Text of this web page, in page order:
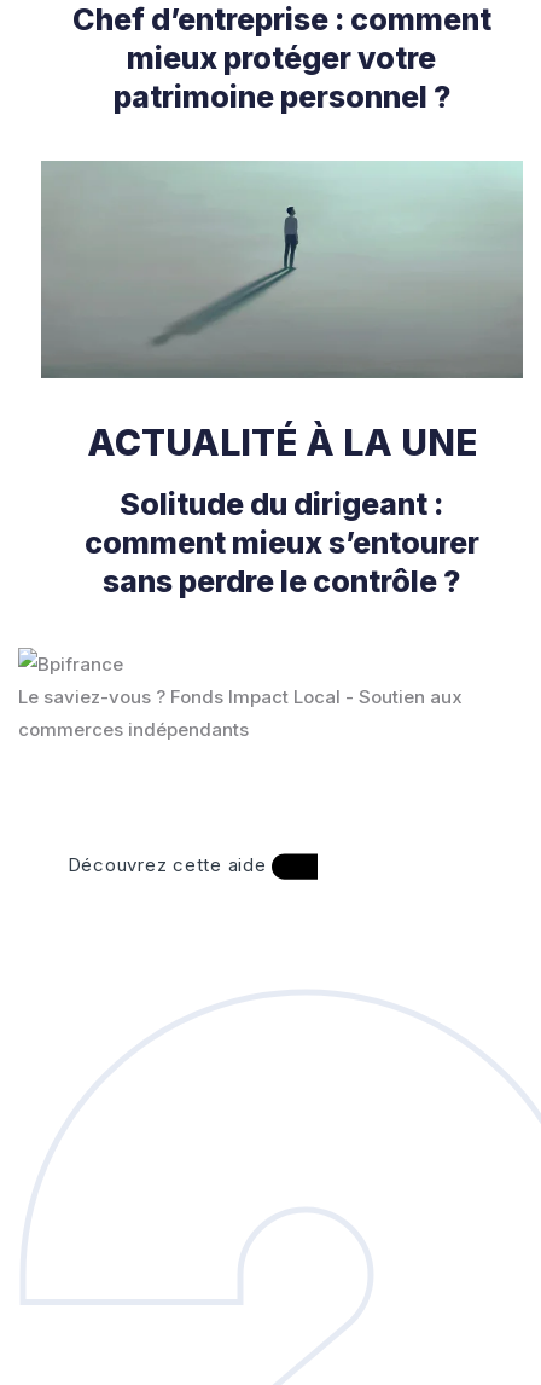
Chef d’entreprise : comment
mieux protéger votre
patrimoine personnel ?
ACTUALITÉ À LA UNE
Solitude du dirigeant :
comment mieux s’entourer
sans perdre le contrôle ?
Le saviez-vous ? Fonds Impact Local - Soutien aux
commerces indépendants
Découvrez cette aide